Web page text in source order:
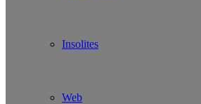
Insolites
Web